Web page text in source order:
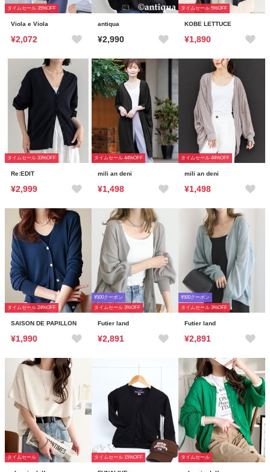
タイムセール 35%OFF
Viola e Viola
¥2,072
antiqua
¥2,990
タイムセール 5%OFF
KOBE LETTUCE
¥1,890
タイムセール 33%OFF
Re:EDIT
¥2,999
タイムセール 44%OFF
mili an deni
¥1,498
タイムセール 44%OFF
mili an deni
¥1,498
タイムセール 24%OFF
SAISON DE PAPILLON
¥1,990
¥500クーポン
タイムセール 3%OFF
Futier land
¥2,891
¥500クーポン
タイムセール 3%OFF
Futier land
¥2,891
タイムセール タイムセール 15%OFF タイムセール